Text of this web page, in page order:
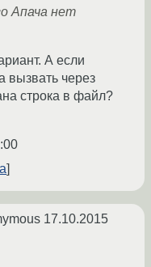
Апача нет
А если
вызвать через
строка в файл?
17.10.2015